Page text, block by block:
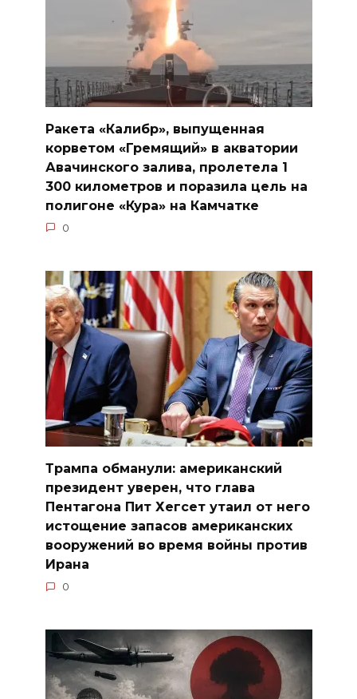
Ракета «Калибр», выпущенная
корветом «Гремящий» в акватории
Авачинского залива, пролетела 1
300 километров и поразила цель на
полигоне «Кура» на Камчатке
0
Трампа обманули: американский
президент уверен, что глава
Пентагона Пит Хегсет утаил от него
истощение запасов американских
вооружений во время войны против
Ирана
0